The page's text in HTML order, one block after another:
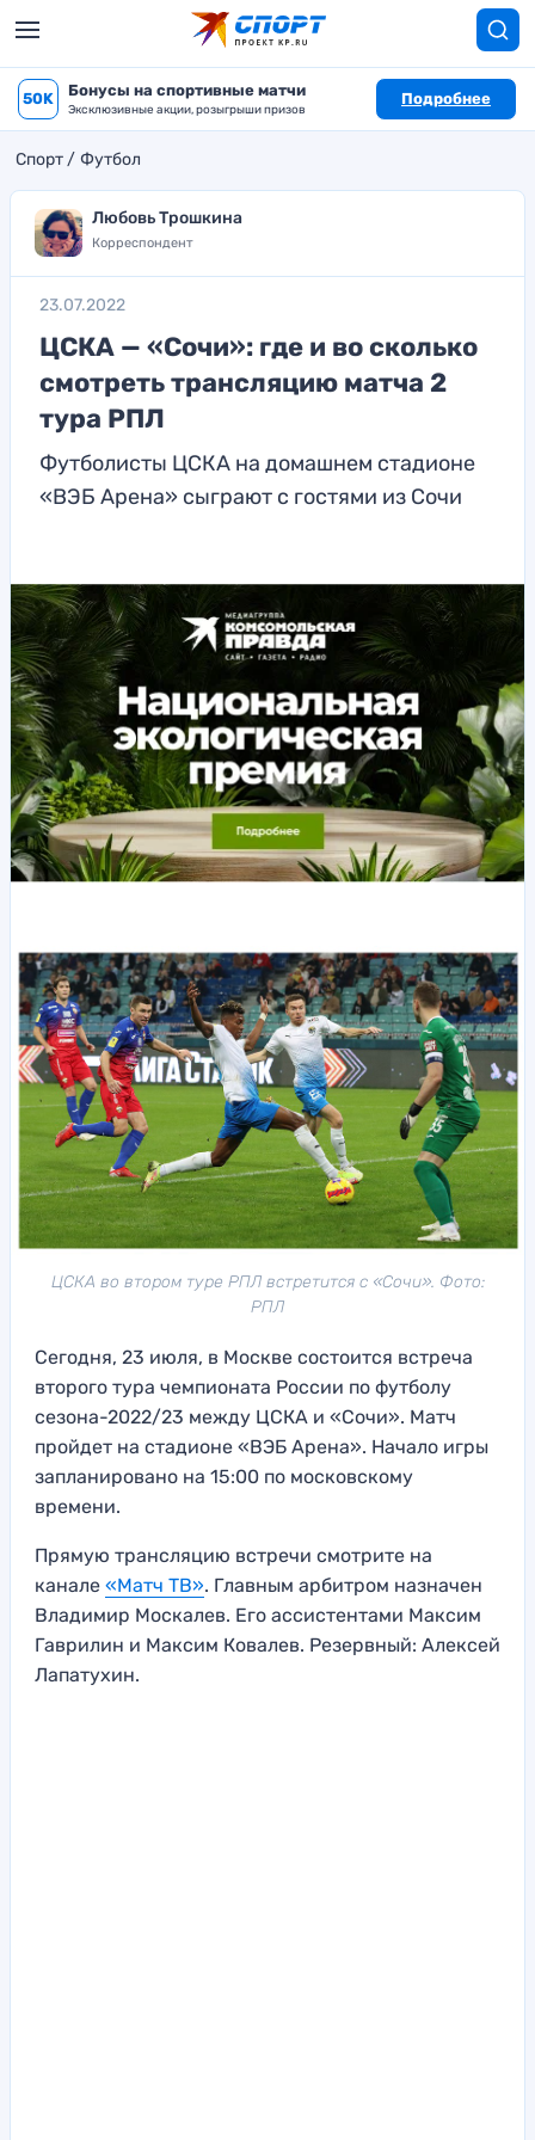
50K Бонусы на спортивные матчи
Эксклюзивные акции, розыгрыши призов
Подробнее
Спорт Футбол
Любовь Трошкина
Корреспондент
23.07.2022
ЦСКА — «Сочи»: где и во сколько
смотреть трансляцию матча 2
тура РПЛ
Футболисты ЦСКА на домашнем стадионе
«ВЭБ Арена» сыграют с гостями из Сочи
ЦСКА во втором туре РПЛ встретится с «Сочи». Фото:
РПЛ
Сегодня, 23 июля, в Москве состоится встреча
второго тура чемпионата России по футболу
сезона-2022/23 между ЦСКА и «Сочи». Матч
пройдет на стадионе «ВЭБ Арена». Начало игры
запланировано на 15:00 по московскому
времени.
Прямую трансляцию встречи смотрите на
канале «Матч ТВ». Главным арбитром назначен
Владимир Москалев. Его ассистентами Максим
Гаврилин и Максим Ковалев. Резервный: Алексей
Лапатухин.